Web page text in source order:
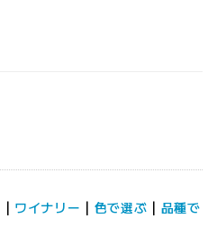
| ワイナリー | 色で選ぶ | 品種で